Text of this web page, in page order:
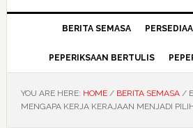
BERITA SEMASA
PEPERIKSAAN BERTULIS
YOU ARE HERE: HOME / BERITA SEMASA /
MENGAPA KERJA KERAJAAN MENJADI